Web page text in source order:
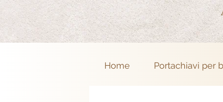
Home Portachiavi per